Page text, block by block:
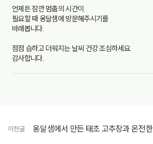
언제든 잠깐 멈춤의 시간이
필요할 때 옹달샘에 방문해주시기를
바래봅니다.
점점 습하고 더워지는 날씨 건강 조심하세요.
감사합니다.
이전글 옹달샘에서 만든 태초 고추장과 온전